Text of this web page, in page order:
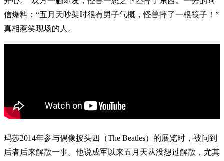
信爆料：“五月天吵架时很有男子气概，怪兽摔了一根筷子！”
真相惹笑现场的人。
玛莎2014年参与偶像披头四（The Beatles）的展览时，被问到
后者后来解散一事。他说成军以来五月天从没想过解散，尤其